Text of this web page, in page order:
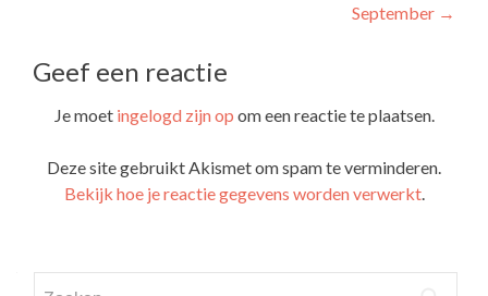
September →
Geef een reactie
Je moet ingelogd zijn op om een reactie te plaatsen.
Deze site gebruikt Akismet om spam te verminderen.
Bekijk hoe je reactie gegevens worden verwerkt.